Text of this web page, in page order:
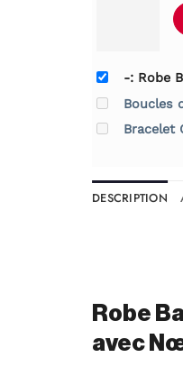
-: Robe
Boucles
Bracelet
DESCRIPTION
Robe
avec